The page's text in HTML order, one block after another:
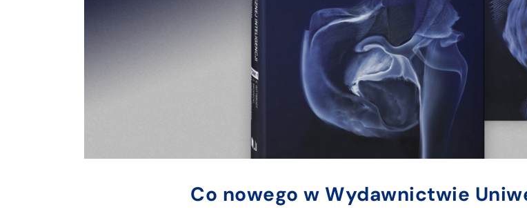
Co nowego w Wydawnictwie